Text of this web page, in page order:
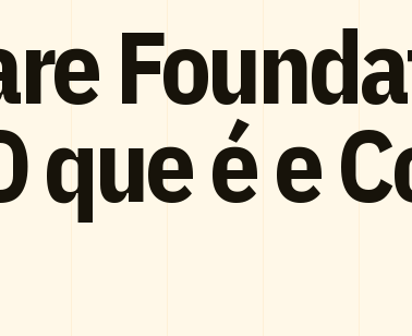
que é e